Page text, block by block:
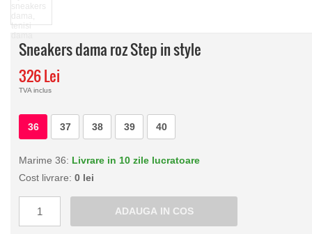
Sneakers dama roz Step in style
326 Lei
TVA inclus
36 37 38 39 40
Marime 36: Livrare in 10 zile lucratoare
Cost livrare: 0 lei